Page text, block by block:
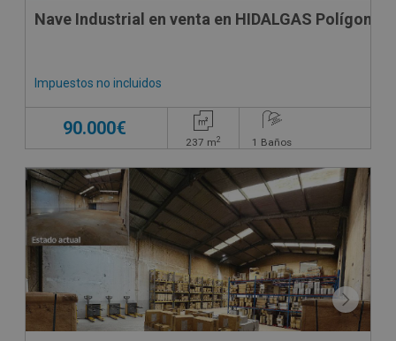
Nave Industrial en venta en HIDALGAS Polígono
Impuestos no incluidos
90.000€
237 m2 1 Baños